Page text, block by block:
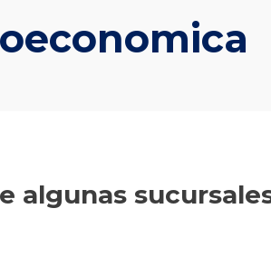
algunas